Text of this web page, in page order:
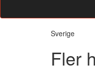
Sverige
Fler